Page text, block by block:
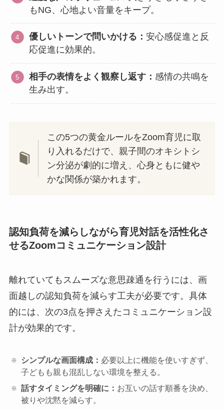
もNG、心地よい音量をキープ。
優しいトーンで問いかける：安心感促進と反
応促進に効果的。
相手の表情をよく観察し返す： 感情の共鳴を
生み出す。
この5つの黄金ルールをZoom育児に取
り入れるだけで、親子間のオキシトシ
ン分泌が劇的に増え、心身ともに健や
かな関係が築かれます。
認知負荷を減らしながら育児対話を活性化さ
せるZoomコミュニケーション設計
離れていてもスムーズな意思疎通を行うには、画
面越しの認知負荷を減らす工夫が必要です。具体
的には、次の3点を押さえたコミュニケーション設
計が効果的です。
シンプルな画面構成： 必要以上に機能を使いすぎず、
子どもも親も混乱しない環境を整える。
話すタイミングを明確に： お互いの話す順番を決め、
被りや沈黙を減らす。